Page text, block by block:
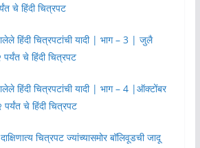
चे हिंदी चित्रपट
हिंदी चित्रपटांची यादी | भाग – 3 | जुलै
चे हिंदी चित्रपट
हिंदी चित्रपटांची यादी | भाग – 4 |ऑक्टोंबर
चे हिंदी चित्रपट
चित्रपट ज्यांच्यासमोर बॉलिवूडची जादू